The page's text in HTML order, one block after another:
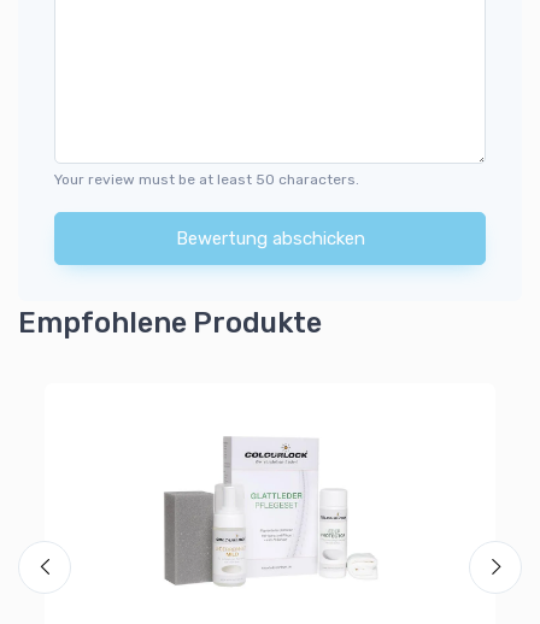
Your review must be at least 50 characters.
Bewertung abschicken
Empfohlene Produkte